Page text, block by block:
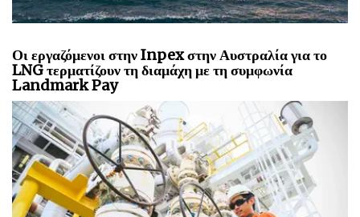
Οι εργαζόμενοι στην Inpex στην Αυστραλία για το
LNG τερματίζουν τη διαμάχη με τη συμφωνία
Landmark Pay